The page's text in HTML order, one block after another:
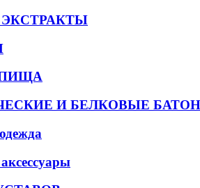
ПИЩА
И БЕЛКОВЫЕ